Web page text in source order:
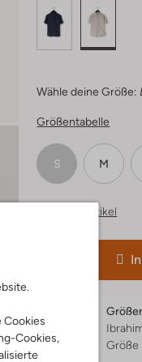
Cookies
Cookies,
Wähle deine Größe:
Größentabelle
S M
Ähnliche Artikel
Größe